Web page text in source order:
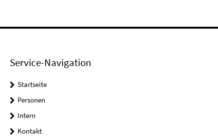
Service-Navigation
Startseite
Personen
Intern
Kontakt